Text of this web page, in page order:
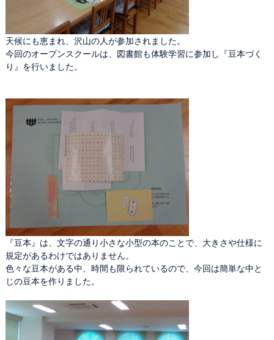
天候にも恵まれ、沢山の人が参加されました。
今回のオープンスクールは、図書館も体験学習に参加し『豆本づく
り』を行いました。
『豆本』は、文字の通り小さな小型の本のことで、大きさや仕様に
規定があるわけではありません。
色々な豆本がある中、時間も限られているので、今回は簡単な中と
じの豆本を作りました。